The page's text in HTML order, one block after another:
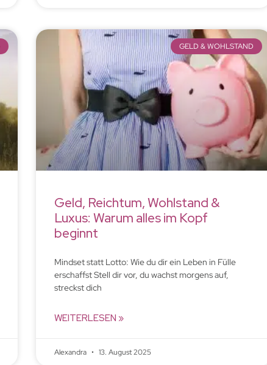
GELD & WOHLSTAND
Geld, Reichtum, Wohlstand &
Luxus: Warum alles im Kopf
beginnt
Mindset statt Lotto: Wie du dir ein Leben in Fülle
erschaffst Stell dir vor, du wachst morgens auf,
streckst dich
WEITERLESEN »
Alexandra 13. August 2025